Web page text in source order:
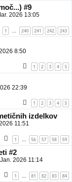
#9
2026 13:05
1 240 241 242 243
8:50
1 2 3 4 5
22:39
1 2 3 4 5
izdelkov
11:51
1 … 56 57 58 59
#2
2026 11:14
1 81 82 83 84